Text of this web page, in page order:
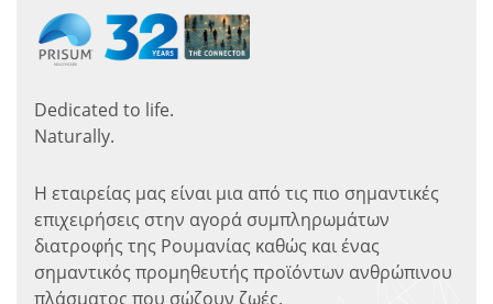
Dedicated to life.
Naturally.
Η εταιρείας μας είναι μια από τις πιο σημαντικές
επιχειρήσεις στην αγορά συμπληρωμάτων
διατροφής της Ρουμανίας καθώς και ένας
σημαντικός προμηθευτής προϊόντων ανθρώπινου
πλάσματος που σώζουν ζωές.